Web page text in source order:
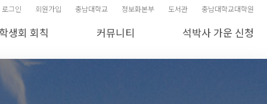
로그인 회원가입 충남대학교 정보화본부 도서관 충남대학교대학원
생회 회칙 커뮤니티 석박사 가운 신청